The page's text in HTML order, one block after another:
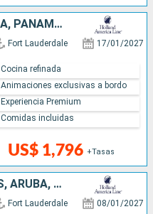
BAHAMAS, ARUBA, COLOMBIA, PANAMÁ, COSTA RICA, ISLAS CAIMÁN, ANTIGUA Y BARBUDA, PUERTO RICO, ESTADOS UNIDOS
Fort Lauderdale 17/01/2027
US$ 1,796 +Tasas
Cocina refinada
Animaciones exclusivas a bordo
Experiencia Premium
Comidas incluidas
ESTADOS UNIDOS, BAHAMAS, ARUBA, COLOMBIA, PANAMÁ, COSTA RICA, ISLAS CAIMÁN
Fort Lauderdale 08/01/2027